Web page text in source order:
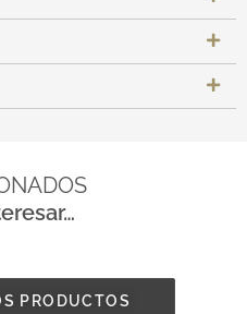
PRODUCTOS